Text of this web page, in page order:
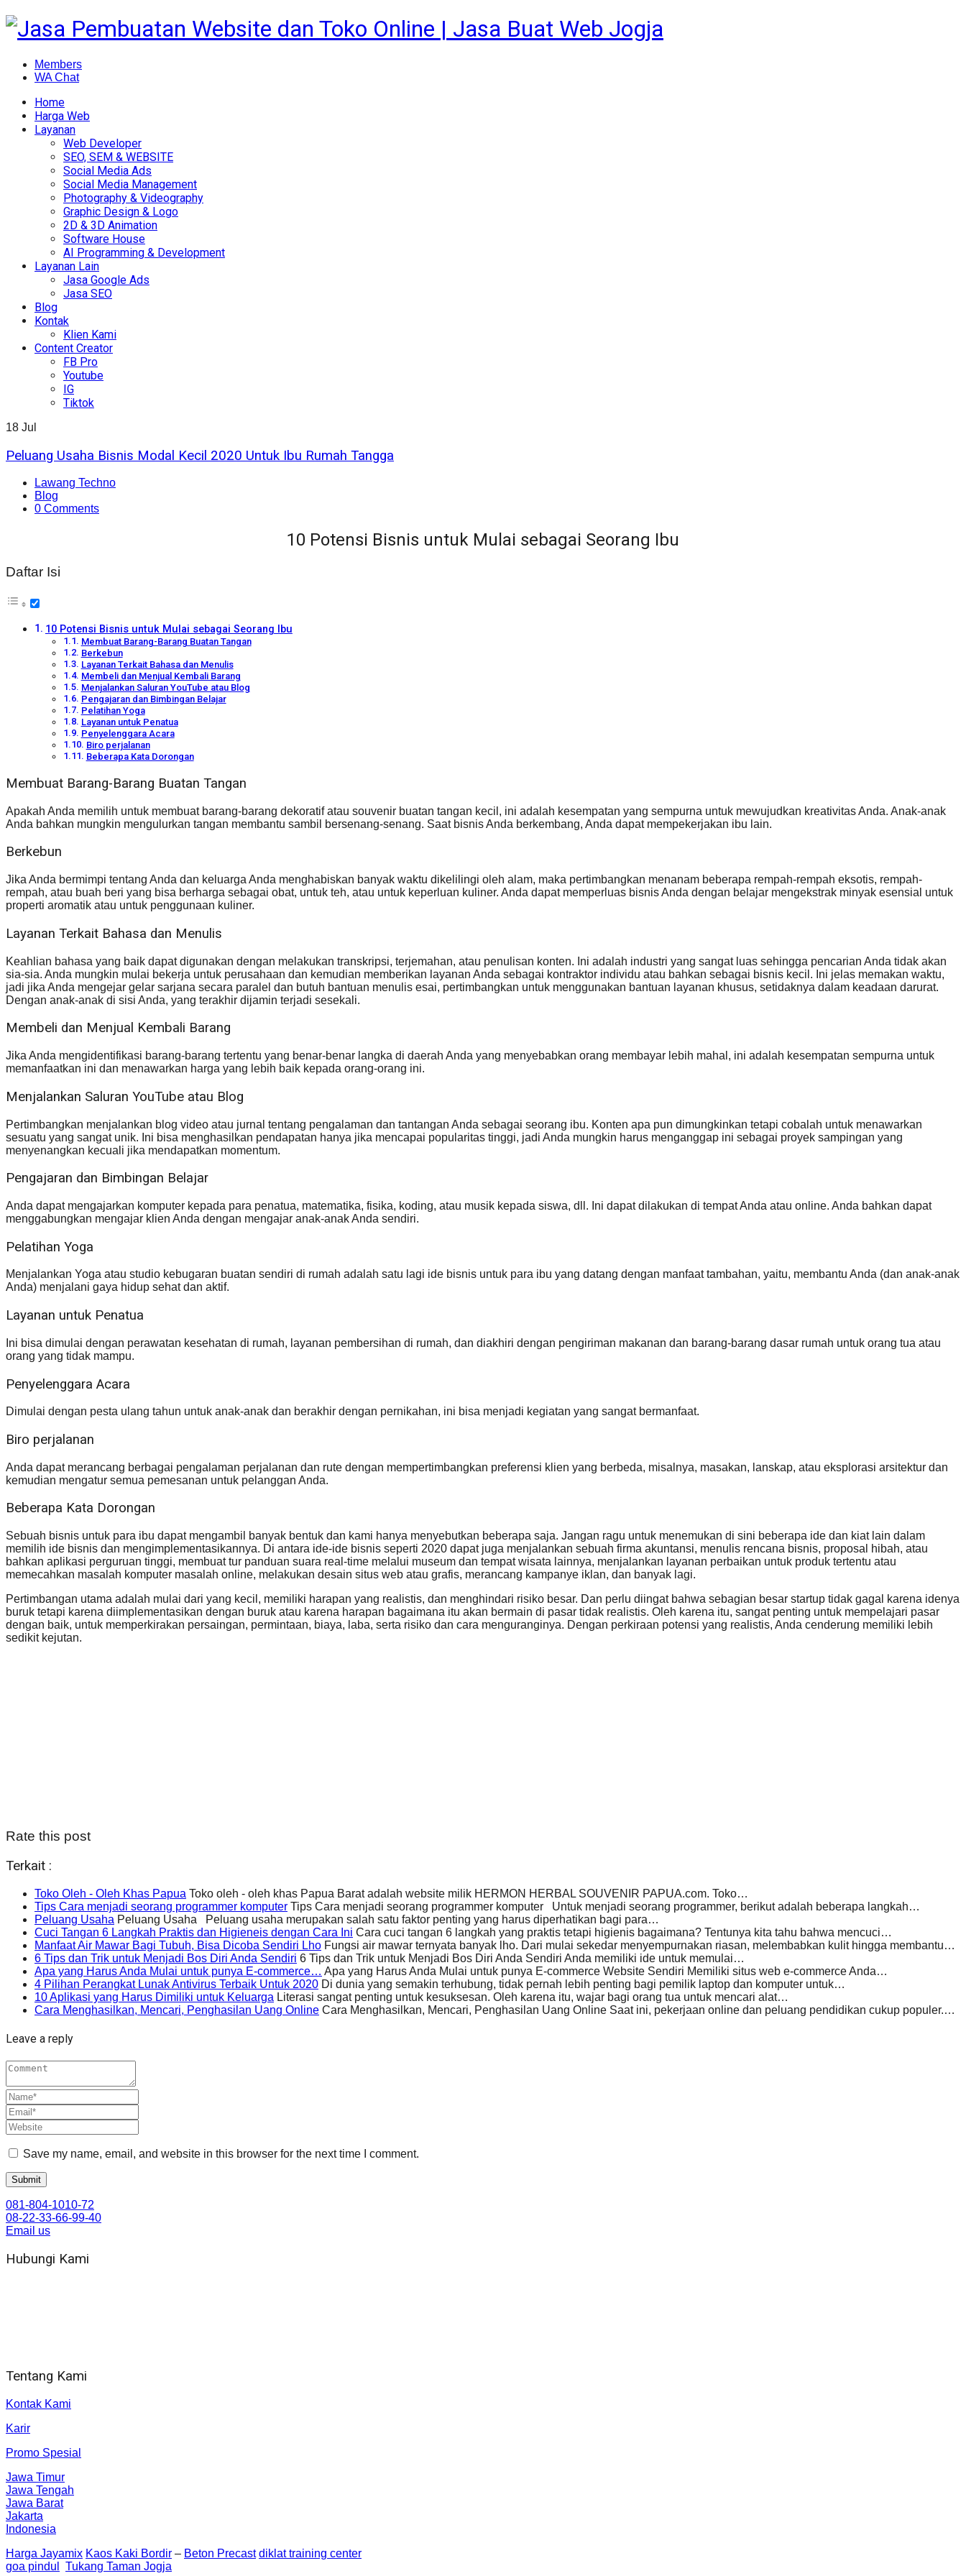
Members
WA Chat
Home
Harga Web
Layanan
Web Developer
SEO, SEM & WEBSITE
Social Media Ads
Social Media Management
Photography & Videography
Graphic Design & Logo
2D & 3D Animation
Software House
AI Programming & Development
Layanan Lain
Jasa Google Ads
Jasa SEO
Blog
Kontak
Klien Kami
Content Creator
FB Pro
Youtube
IG
Tiktok
18 Jul
Peluang Usaha Bisnis Modal Kecil 2020 Untuk Ibu Rumah Tangga
Lawang Techno
Blog
0 Comments
10 Potensi Bisnis untuk Mulai sebagai Seorang Ibu
Daftar Isi
10 Potensi Bisnis untuk Mulai sebagai Seorang Ibu
Membuat Barang-Barang Buatan Tangan
Berkebun
Layanan Terkait Bahasa dan Menulis
Membeli dan Menjual Kembali Barang
Menjalankan Saluran YouTube atau Blog
Pengajaran dan Bimbingan Belajar
Pelatihan Yoga
Layanan untuk Penatua
Penyelenggara Acara
Biro perjalanan
Beberapa Kata Dorongan
Membuat Barang-Barang Buatan Tangan
Apakah Anda memilih untuk membuat barang-barang dekoratif atau souvenir buatan tangan kecil, ini adalah kesempatan yang sempurna untuk mewujudkan kreativitas Anda. Anak-anak
Anda bahkan mungkin mengulurkan tangan membantu sambil bersenang-senang. Saat bisnis Anda berkembang, Anda dapat mempekerjakan ibu lain.
Berkebun
Jika Anda bermimpi tentang Anda dan keluarga Anda menghabiskan banyak waktu dikelilingi oleh alam, maka pertimbangkan menanam beberapa rempah-rempah eksotis, rempah-
rempah, atau buah beri yang bisa berharga sebagai obat, untuk teh, atau untuk keperluan kuliner. Anda dapat memperluas bisnis Anda dengan belajar mengekstrak minyak esensial untuk
properti aromatik atau untuk penggunaan kuliner.
Layanan Terkait Bahasa dan Menulis
Keahlian bahasa yang baik dapat digunakan dengan melakukan transkripsi, terjemahan, atau penulisan konten. Ini adalah industri yang sangat luas sehingga pencarian Anda tidak akan
sia-sia. Anda mungkin mulai bekerja untuk perusahaan dan kemudian memberikan layanan Anda sebagai kontraktor individu atau bahkan sebagai bisnis kecil. Ini jelas memakan waktu,
jadi jika Anda mengejar gelar sarjana secara paralel dan butuh bantuan menulis esai, pertimbangkan untuk menggunakan bantuan layanan khusus, setidaknya dalam keadaan darurat.
Dengan anak-anak di sisi Anda, yang terakhir dijamin terjadi sesekali.
Membeli dan Menjual Kembali Barang
Jika Anda mengidentifikasi barang-barang tertentu yang benar-benar langka di daerah Anda yang menyebabkan orang membayar lebih mahal, ini adalah kesempatan sempurna untuk
memanfaatkan ini dan menawarkan harga yang lebih baik kepada orang-orang ini.
Menjalankan Saluran YouTube atau Blog
Pertimbangkan menjalankan blog video atau jurnal tentang pengalaman dan tantangan Anda sebagai seorang ibu. Konten apa pun dimungkinkan tetapi cobalah untuk menawarkan
sesuatu yang sangat unik. Ini bisa menghasilkan pendapatan hanya jika mencapai popularitas tinggi, jadi Anda mungkin harus menganggap ini sebagai proyek sampingan yang
menyenangkan kecuali jika mendapatkan momentum.
Pengajaran dan Bimbingan Belajar
Anda dapat mengajarkan komputer kepada para penatua, matematika, fisika, koding, atau musik kepada siswa, dll. Ini dapat dilakukan di tempat Anda atau online. Anda bahkan dapat
menggabungkan mengajar klien Anda dengan mengajar anak-anak Anda sendiri.
Pelatihan Yoga
Menjalankan Yoga atau studio kebugaran buatan sendiri di rumah adalah satu lagi ide bisnis untuk para ibu yang datang dengan manfaat tambahan, yaitu, membantu Anda (dan anak-anak
Anda) menjalani gaya hidup sehat dan aktif.
Layanan untuk Penatua
Ini bisa dimulai dengan perawatan kesehatan di rumah, layanan pembersihan di rumah, dan diakhiri dengan pengiriman makanan dan barang-barang dasar rumah untuk orang tua atau
orang yang tidak mampu.
Penyelenggara Acara
Dimulai dengan pesta ulang tahun untuk anak-anak dan berakhir dengan pernikahan, ini bisa menjadi kegiatan yang sangat bermanfaat.
Biro perjalanan
Anda dapat merancang berbagai pengalaman perjalanan dan rute dengan mempertimbangkan preferensi klien yang berbeda, misalnya, masakan, lanskap, atau eksplorasi arsitektur dan
kemudian mengatur semua pemesanan untuk pelanggan Anda.
Beberapa Kata Dorongan
Sebuah bisnis untuk para ibu dapat mengambil banyak bentuk dan kami hanya menyebutkan beberapa saja. Jangan ragu untuk menemukan di sini beberapa ide dan kiat lain dalam
memilih ide bisnis dan mengimplementasikannya. Di antara ide-ide bisnis seperti 2020 dapat juga menjalankan sebuah firma akuntansi, menulis rencana bisnis, proposal hibah, atau
bahkan aplikasi perguruan tinggi, membuat tur panduan suara real-time melalui museum dan tempat wisata lainnya, menjalankan layanan perbaikan untuk produk tertentu atau
memecahkan masalah komputer masalah online, melakukan desain situs web atau grafis, merancang kampanye iklan, dan banyak lagi.
Pertimbangan utama adalah mulai dari yang kecil, memiliki harapan yang realistis, dan menghindari risiko besar. Dan perlu diingat bahwa sebagian besar startup tidak gagal karena idenya
buruk tetapi karena diimplementasikan dengan buruk atau karena harapan bagaimana itu akan bermain di pasar tidak realistis. Oleh karena itu, sangat penting untuk mempelajari pasar
dengan baik, untuk memperkirakan persaingan, permintaan, biaya, laba, serta risiko dan cara menguranginya. Dengan perkiraan potensi yang realistis, Anda cenderung memiliki lebih
sedikit kejutan.
Rate this post
Terkait :
Toko Oleh - Oleh Khas Papua Toko oleh - oleh khas Papua Barat adalah website milik HERMON HERBAL SOUVENIR PAPUA.com. Toko…
Tips Cara menjadi seorang programmer komputer Tips Cara menjadi seorang programmer komputer Untuk menjadi seorang programmer, berikut adalah beberapa langkah…
Peluang Usaha Peluang Usaha Peluang usaha merupakan salah satu faktor penting yang harus diperhatikan bagi para…
Cuci Tangan 6 Langkah Praktis dan Higieneis dengan Cara Ini Cara cuci tangan 6 langkah yang praktis tetapi higienis bagaimana? Tentunya kita tahu bahwa mencuci…
Manfaat Air Mawar Bagi Tubuh, Bisa Dicoba Sendiri Lho Fungsi air mawar ternyata banyak lho. Dari mulai sekedar menyempurnakan riasan, melembabkan kulit hingga membantu…
6 Tips dan Trik untuk Menjadi Bos Diri Anda Sendiri 6 Tips dan Trik untuk Menjadi Bos Diri Anda Sendiri Anda memiliki ide untuk memulai…
Apa yang Harus Anda Mulai untuk punya E-commerce… Apa yang Harus Anda Mulai untuk punya E-commerce Website Sendiri Memiliki situs web e-commerce Anda…
4 Pilihan Perangkat Lunak Antivirus Terbaik Untuk 2020 Di dunia yang semakin terhubung, tidak pernah lebih penting bagi pemilik laptop dan komputer untuk…
10 Aplikasi yang Harus Dimiliki untuk Keluarga Literasi sangat penting untuk kesuksesan. Oleh karena itu, wajar bagi orang tua untuk mencari alat…
Cara Menghasilkan, Mencari, Penghasilan Uang Online Cara Menghasilkan, Mencari, Penghasilan Uang Online Saat ini, pekerjaan online dan peluang pendidikan cukup populer.…
Leave a reply
Save my name, email, and website in this browser for the next time I comment.
081-804-1010-72
08-22-33-66-99-40
Email us
Hubungi Kami
Tentang Kami
Kontak Kami
Karir
Promo Spesial
Jawa Timur
Jawa Tengah
Jawa Barat
Jakarta
Indonesia
Harga Jayamix Kaos Kaki Bordir – Beton Precast diklat training center
goa pindul
Tukang Taman Jogja